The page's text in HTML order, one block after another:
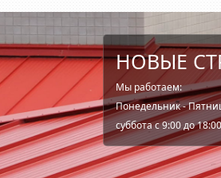
НОВЫЕ
Мы работаем:
Понедельник -
суббота с 9:00 до 18:00